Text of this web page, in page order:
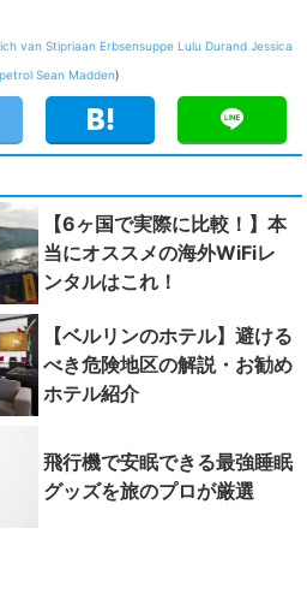
van Stipriaan Erbsensuppe Lulu Durand Jessica
Sean Madden)
【6ヶ国で実際に比較！】本
当にオススメの海外WiFiレ
ンタルはこれ！
【ベルリンのホテル】避ける
べき危険地区の解説・お勧め
ホテル紹介
飛行機で安眠できる最強睡眠
グッズを旅のプロが厳選